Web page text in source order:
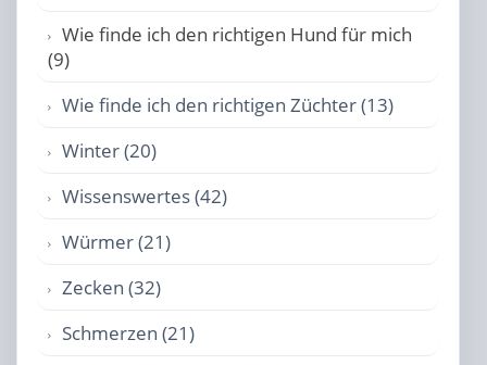
Wie finde ich den richtigen Hund für mich
(9)
Wie finde ich den richtigen Züchter (13)
Winter (20)
Wissenswertes (42)
Würmer (21)
Zecken (32)
Schmerzen (21)